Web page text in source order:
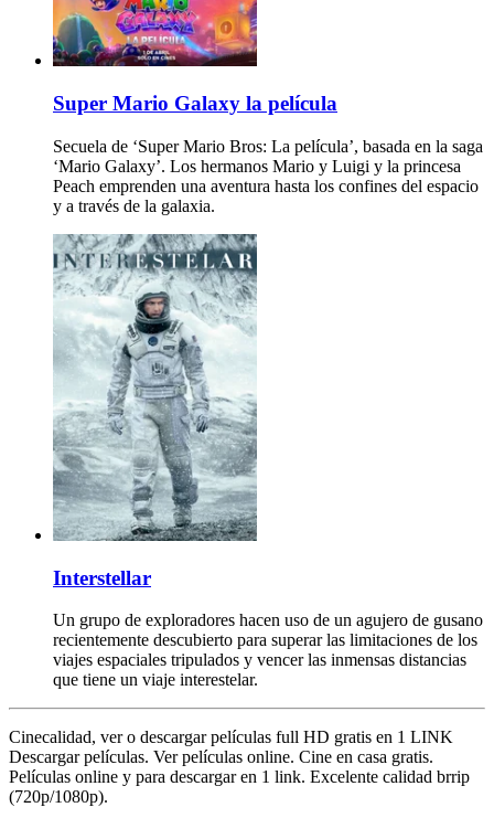
Super Mario Galaxy la película
Secuela de ‘Super Mario Bros: La película’, basada en la saga
‘Mario Galaxy’. Los hermanos Mario y Luigi y la princesa
Peach emprenden una aventura hasta los confines del espacio
y a través de la galaxia.
Interstellar
Un grupo de exploradores hacen uso de un agujero de gusano
recientemente descubierto para superar las limitaciones de los
viajes espaciales tripulados y vencer las inmensas distancias
que tiene un viaje interestelar.
Cinecalidad, ver o descargar películas full HD gratis en 1 LINK
Descargar películas. Ver películas online. Cine en casa gratis.
Películas online y para descargar en 1 link. Excelente calidad brrip
(720p/1080p).